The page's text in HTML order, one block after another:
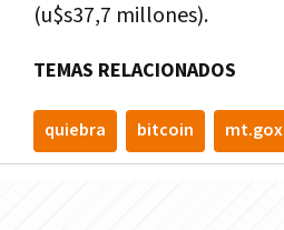
(u$s37,7 millones).
TEMAS RELACIONADOS
quiebra bitcoin mt.gox